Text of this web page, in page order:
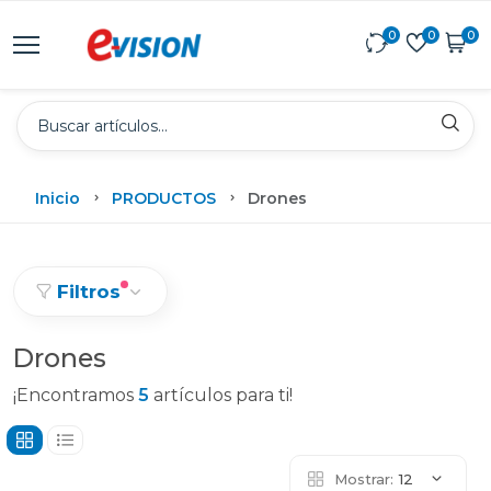
0 0 0
Inicio PRODUCTOS Drones
Filtros
Drones
¡Encontramos 5 artículos para ti!
Mostrar: 12